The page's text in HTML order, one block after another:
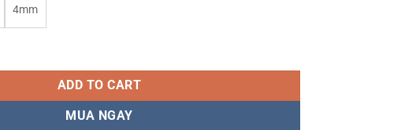
4mm
T001 quantity
ADD TO CART
MUA NGAY